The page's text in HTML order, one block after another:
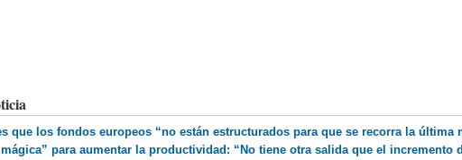
que los fondos europeos “no están estructurados para que se recorra la última
para aumentar la productividad: “No tiene otra salida que el incremento